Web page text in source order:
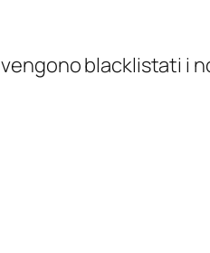
blacklistati i